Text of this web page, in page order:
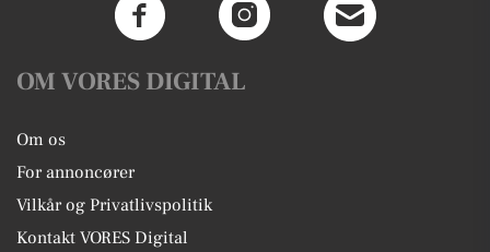
OM VORES DIGITAL
Om os
For annoncører
Vilkår og Privatlivspolitik
Kontakt VORES Digital